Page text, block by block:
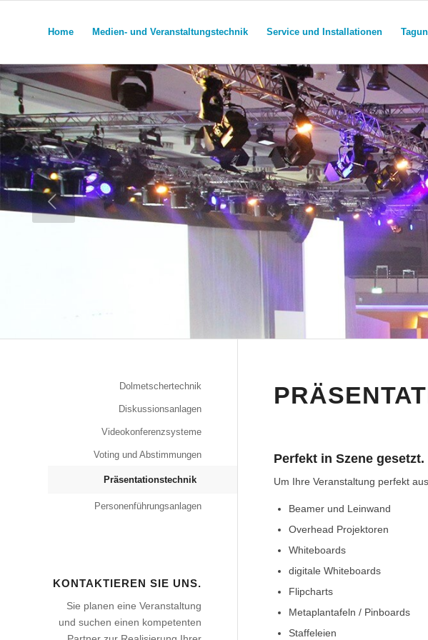
Home Medien- und Veranstaltungstechnik Service und Installationen
Perfekt in Szene gesetzt.
Um Ihre Veranstaltung perfekt
Beamer und Leinwand
Overhead Projektoren
Whiteboards
digitale Whiteboards
Flipcharts
Metaplantafeln / Pinboards
Staffeleien
Dolmetschertechnik
Diskussionsanlagen
Videokonferenzsysteme
Voting und Abstimmungen
Präsentationstechnik
Personenführungsanlagen
KONTAKTIEREN SIE UNS.
Sie planen eine Veranstaltung
und suchen einen kompetenten